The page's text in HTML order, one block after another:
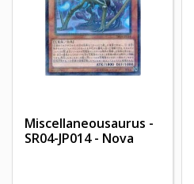
Miscellaneousaurus -
SR04-JP014 - Nova